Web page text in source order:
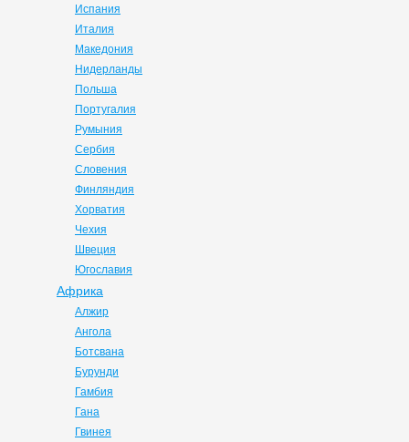
Испания
Италия
Македония
Нидерланды
Польша
Португалия
Румыния
Сербия
Словения
Финляндия
Хорватия
Чехия
Швеция
Югославия
Африка
Алжир
Ангола
Ботсвана
Бурунди
Гамбия
Гана
Гвинея